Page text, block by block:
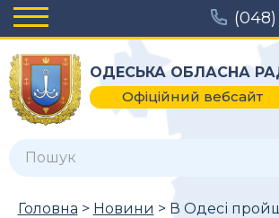
(048)
ОДЕСЬКА ОБЛАСНА
Офіційний вебсайт
Головна > Новини > В Одесі